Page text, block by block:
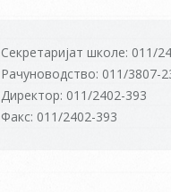
Секретаријат школе: 011/
Рачуноводство: 011/3807-
Директор: 011/2402-393
Факс: 011/2402-393